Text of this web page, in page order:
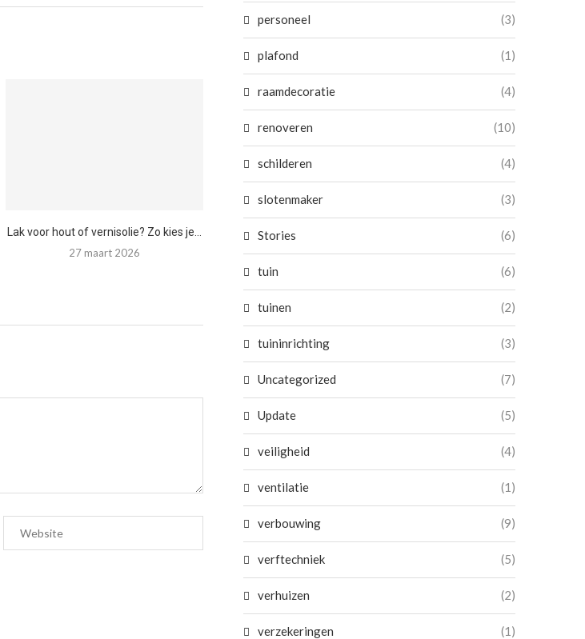
Lak voor hout of vernisolie? Zo kies je...
27 maart 2026
Zonnepanelen uitzetten: wanneer
Zelf een carport bouwen:
15 september 2025
personeel (3)
plafond (1)
raamdecoratie (4)
renoveren (10)
schilderen (4)
slotenmaker (3)
Stories (6)
tuin (6)
tuinen (2)
tuininrichting (3)
Uncategorized (7)
Update (5)
veiligheid (4)
ventilatie (1)
verbouwing (9)
verftechniek (5)
verhuizen (2)
verzekeringen (1)